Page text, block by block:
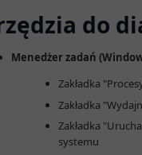
do
Menedżer zadań
Zakładka
Zakładka
Zakładka
systemu